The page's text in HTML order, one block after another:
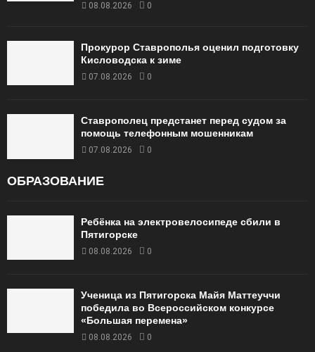
08.08.2026 0
Прокурор Ставрополья оценил подготовку
Кисловодска к зиме
07.08.2026 0
Ставрополец предстанет перед судом за
помощь телефонным мошенникам
07.08.2026 0
ОБРАЗОВАНИЕ
Ребёнка на электровелосипеде сбили в
Пятигорске
08.08.2026 0
Ученица из Пятигорска Майя Маттеуччи
победила во Всероссийском конкурсе
«Большая перемена»
08.08.2026 0